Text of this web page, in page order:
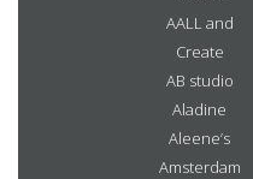
AALL and
Create
AB studio
Aladine
Aleene’s
Amsterdam